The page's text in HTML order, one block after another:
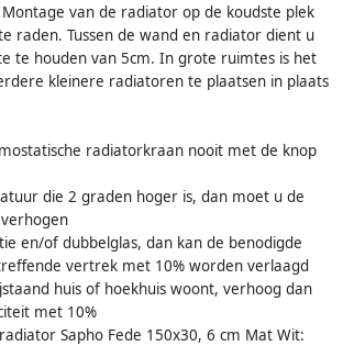
van de radiator op de koudste plek
raden. Tussen de wand en radiator dient u
te houden van 5cm. In grote ruimtes is het
kleinere radiatoren te plaatsen in plaats
radiatorkraan nooit met de knop
die 2 graden hoger is, dan moet u de
en/of dubbelglas, dan kan de benodigde
vertrek met 10% worden verlaagd
huis of hoekhuis woont, verhoog dan
met 10%
Sapho Fede 150x30, 6 cm Mat Wit: